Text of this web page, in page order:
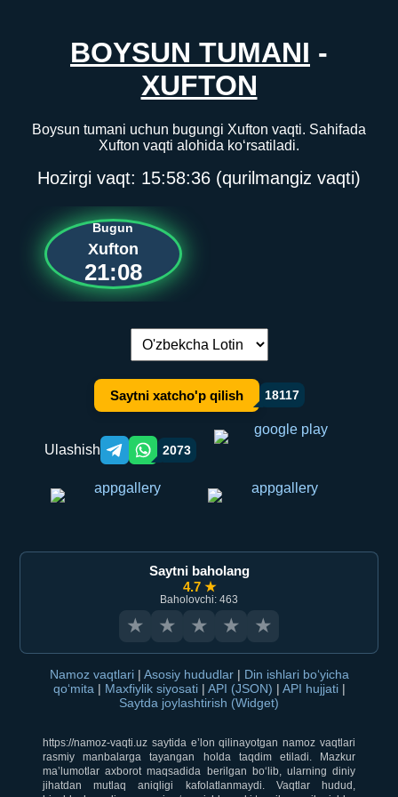
BOYSUN TUMANI -
XUFTON
Boysun tumani uchun bugungi Xufton vaqti. Sahifada
Xufton vaqti alohida ko‘rsatiladi.
Hozirgi vaqt: 15:58:36 (qurilmangiz vaqti)
Bugun
Xufton
21:08
Tilni almashtirish:
Saytni xatcho'p qilish 18117
Ulashish Telegram orqali ulashish
WhatsApp orqali ulashish
2073
Saytni baholang
4.7 ★
Baholovchi: 463
★ ★ ★ ★ ★
Namoz vaqtlari | Asosiy hududlar | Din ishlari bo‘yicha
qo‘mita | Maxfiylik siyosati | API (JSON) | API hujjati |
Saytda joylashtirish (Widget)
https://namoz-vaqti.uz saytida e’lon qilinayotgan namoz vaqtlari
rasmiy manbalarga tayangan holda taqdim etiladi. Mazkur
ma’lumotlar axborot maqsadida berilgan bo‘lib, ularning diniy
jihatdan mutlaq aniqligi kafolatlanmaydi. Vaqtlar hudud,